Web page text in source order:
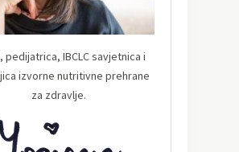
pedijatrica, IBCLC savjetnica i
izvorne nutritivne prehrane
za zdravlje.